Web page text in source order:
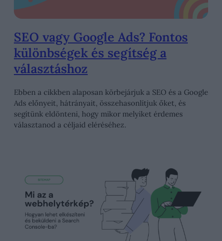
SEO vagy Google Ads? Fontos
különbségek és segítség a
választáshoz
Ebben a cikkben alaposan körbejárjuk a SEO és a Google
Ads előnyeit, hátrányait, összehasonlítjuk őket, és
segítünk eldönteni, hogy mikor melyiket érdemes
választanod a céljaid eléréséhez.